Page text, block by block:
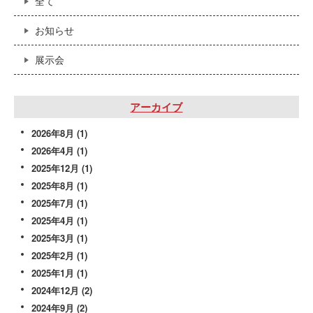
お知らせ
展示会
アーカイブ
2026年8月 (1)
2026年4月 (1)
2025年12月 (1)
2025年8月 (1)
2025年7月 (1)
2025年4月 (1)
2025年3月 (1)
2025年2月 (1)
2025年1月 (1)
2024年12月 (2)
2024年9月 (2)